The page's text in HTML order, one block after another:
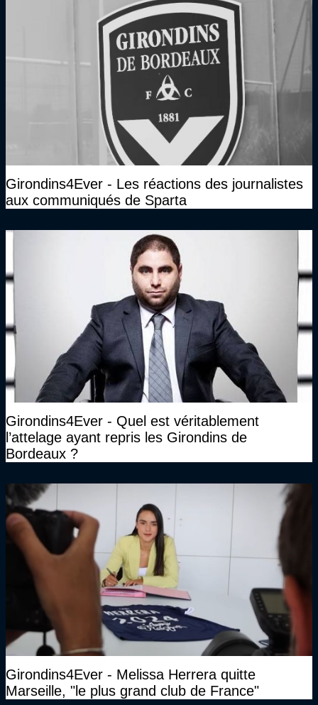
Girondins4Ever - Les réactions des journalistes
aux communiqués de Sparta
Girondins4Ever - Quel est véritablement
l’attelage ayant repris les Girondins de
Bordeaux ?
Girondins4Ever - Melissa Herrera quitte
Marseille, "le plus grand club de France"